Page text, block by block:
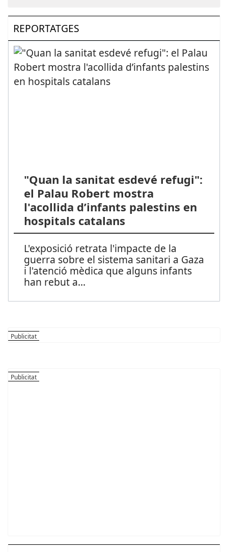
REPORTATGES
"Quan la sanitat esdevé refugi":
el Palau Robert mostra
l'acollida d’infants palestins en
hospitals catalans
L'exposició retrata l'impacte de la
guerra sobre el sistema sanitari a Gaza
i l'atenció mèdica que alguns infants
han rebut a...